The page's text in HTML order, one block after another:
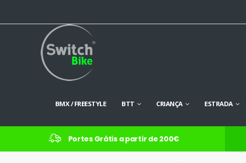
BMX / FREESTYLE BTT CRIANÇA ESTRADA
Portes Grátis a partir de 200€